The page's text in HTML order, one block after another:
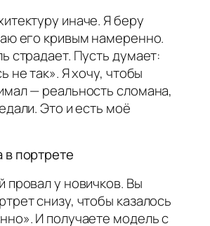
иначе. Я беру
его кривым намеренно.
страдает. Пусть думает:
не так». Я хочу, чтобы
— реальность сломана,
Это и есть моё
в портрете
провал у новичков. Вы
снизу, чтобы казалось
И получаете модель с